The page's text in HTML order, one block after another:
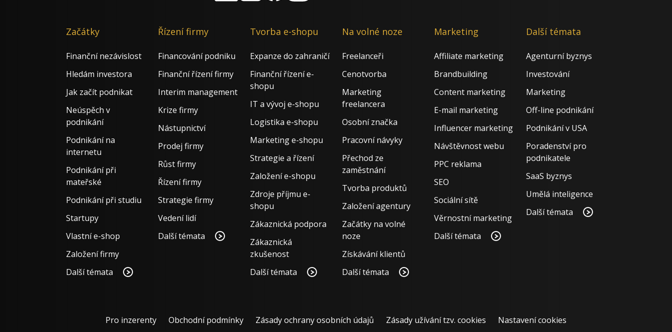
Začátky
Finanční nezávislost
Hledám investora
Jak začít podnikat
Neúspěch v
podnikání
Podnikání na
internetu
Podnikání při
mateřské
Podnikání při studiu
Startupy
Vlastní e-shop
Založení firmy
Další témata
Řízení firmy
Financování podniku
Finanční řízení firmy
Interim management
Krize firmy
Nástupnictví
Prodej firmy
Růst firmy
Řízení firmy
Strategie firmy
Vedení lidí
Další témata
Tvorba e-shopu
Expanze do zahraničí
Finanční řízení e-
shopu
IT a vývoj e-shopu
Logistika e-shopu
Marketing e-shopu
Strategie a řízení
Založení e-shopu
Zdroje příjmu e-
shopu
Zákaznická podpora
Zákaznická
zkušenost
Další témata
Na volné noze
Freelanceři
Cenotvorba
Marketing
freelancera
Osobní značka
Pracovní návyky
Přechod ze
zaměstnání
Tvorba produktů
Založení agentury
Začátky na volné
noze
Získávání klientů
Další témata
Marketing
Affiliate marketing
Brandbuilding
Content marketing
E-mail marketing
Influencer marketing
Návštěvnost webu
PPC reklama
SEO
Sociální sítě
Věrnostní marketing
Další témata
Další témata
Agenturní byznys
Investování
Marketing
Off-line podnikání
Podnikání v USA
Poradenství pro
podnikatele
SaaS byznys
Umělá inteligence
Další témata
Pro inzerenty Obchodní podmínky Zásady ochrany osobních údajů Zásady užívání tzv. cookies Nastavení cookies